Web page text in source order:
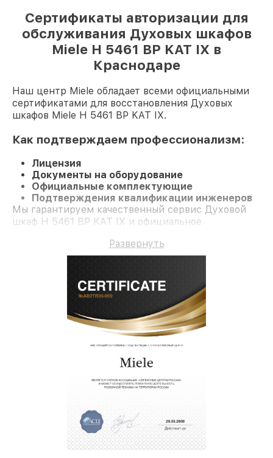
Сертификаты авторизации для
обслуживания Духовых шкафов
Miele H 5461 BP KAT IX в
Краснодаре
Наш центр Miele обладает всеми официальными
сертификатами для восстановления Духовых
шкафов Miele H 5461 BP KAT IX.
Как подтверждаем профессионализм:
Лицензия
Документы на оборудование
Официальные комплектующие
Подтверждения квалификации инженеров
Мы гарантируем качественный сервис Духовой
шкаф H 5461 BP KAT IX и официальное
Развернуть